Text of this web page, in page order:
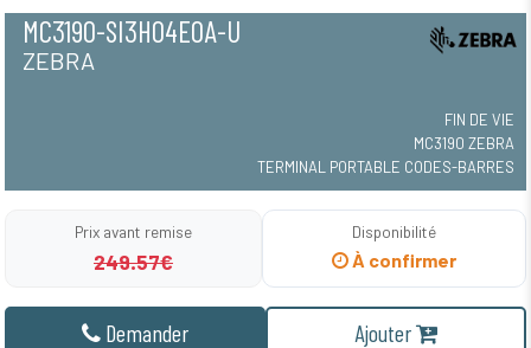
MC3190-SI3H04E0A-U
ZEBRA
FIN DE VIE
MC3190 ZEBRA
TERMINAL PORTABLE CODES-BARRES
Prix avant remise
249.57€
Disponibilité
À confirmer
Demander
Ajouter